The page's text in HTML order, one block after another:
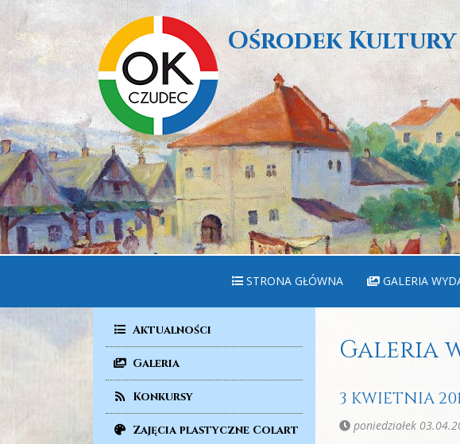
Ośrodek Kultury
STRONA GŁÓWNA GALERIA
Aktualności
Galeria
Konkursy
Zajęcia plastyczne Colart
Galeria
3 KWIETNIA
poniedziałek